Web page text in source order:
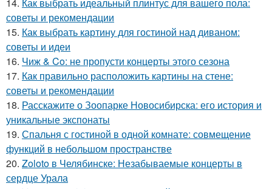
советы и рекомендации
15. Как выбрать картину для гостиной над диваном:
советы и идеи
16. Чиж & Co: не пропусти концерты этого сезона
17. Как правильно расположить картины на стене:
советы и рекомендации
18. Расскажите о Зоопарке Новосибирска: его история и
уникальные экспонаты
19. Спальня с гостиной в одной комнате: совмещение
функций в небольшом пространстве
20. Zoloto в Челябинске: Незабываемые концерты в
сердце Урала